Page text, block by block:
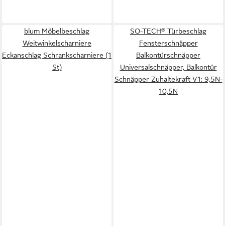
blum Möbelbeschlag
Weitwinkelscharniere
Eckanschlag Schrankscharniere (1
St)
SO-TECH® Türbeschlag
Fensterschnäpper
Balkontürschnäpper
Universalschnäpper, Balkontür
Schnäpper Zuhaltekraft V1: 9,5N-
10,5N